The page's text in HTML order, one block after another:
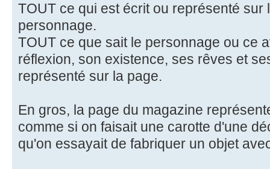
TOUT ce qui est écrit ou représenté sur
personnage.
TOUT ce que sait le personnage ou ce
réflexion, son existence, ses rêves et
représenté sur la page.
En gros, la page du magazine
comme si on faisait une carotte d'une
qu'on essayait de fabriquer un objet